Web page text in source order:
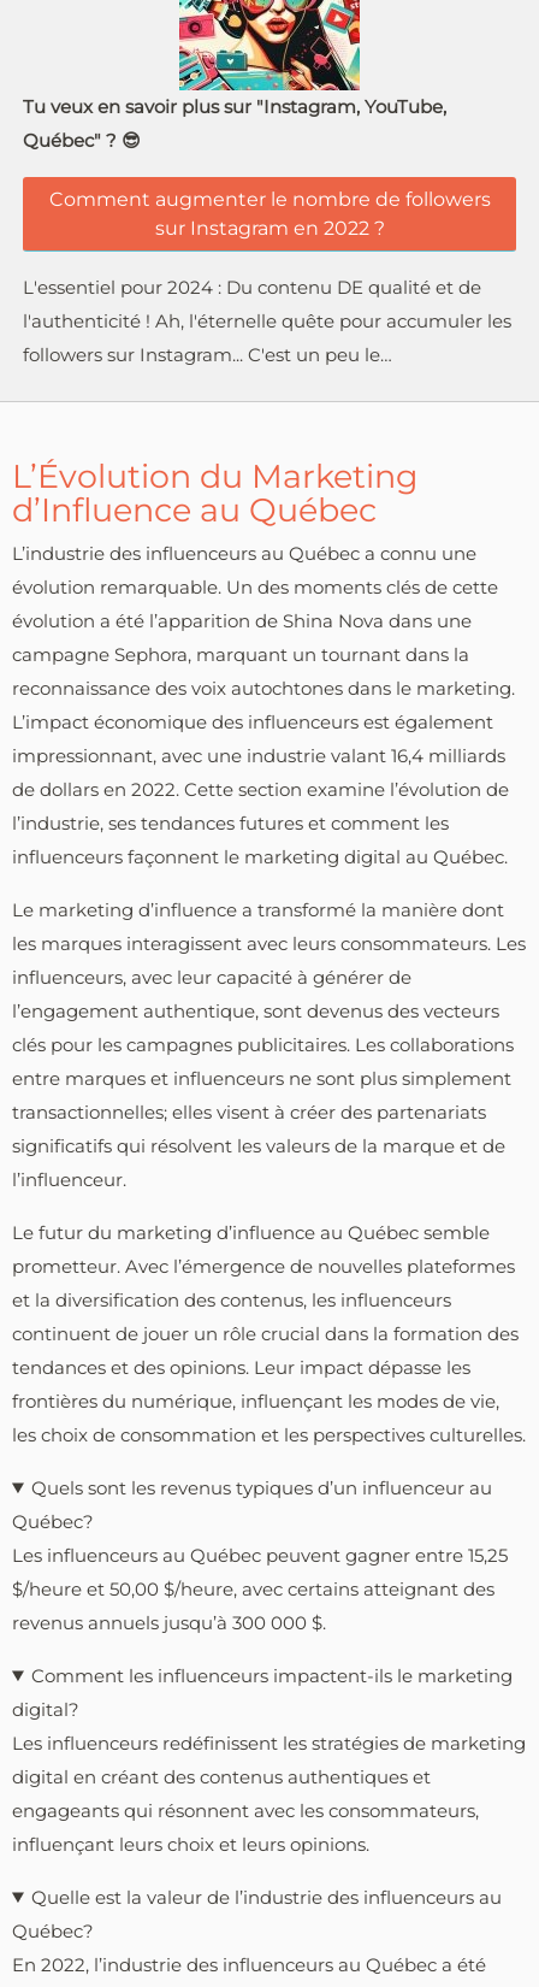
Tu veux en savoir plus sur "Instagram, YouTube,
Québec" ? 😎
Comment augmenter le nombre de followers
sur Instagram en 2022 ?
L'essentiel pour 2024 : Du contenu DE qualité et de
l'authenticité ! Ah, l'éternelle quête pour accumuler les
followers sur Instagram... C'est un peu le…
L’Évolution du Marketing
d’Influence au Québec
L’industrie des influenceurs au Québec a connu une
évolution remarquable. Un des moments clés de cette
évolution a été l’apparition de Shina Nova dans une
campagne Sephora, marquant un tournant dans la
reconnaissance des voix autochtones dans le marketing.
L’impact économique des influenceurs est également
impressionnant, avec une industrie valant 16,4 milliards
de dollars en 2022. Cette section examine l’évolution de
l’industrie, ses tendances futures et comment les
influenceurs façonnent le marketing digital au Québec.
Le marketing d’influence a transformé la manière dont
les marques interagissent avec leurs consommateurs. Les
influenceurs, avec leur capacité à générer de
l’engagement authentique, sont devenus des vecteurs
clés pour les campagnes publicitaires. Les collaborations
entre marques et influenceurs ne sont plus simplement
transactionnelles; elles visent à créer des partenariats
significatifs qui résolvent les valeurs de la marque et de
l’influenceur.
Le futur du marketing d’influence au Québec semble
prometteur. Avec l’émergence de nouvelles plateformes
et la diversification des contenus, les influenceurs
continuent de jouer un rôle crucial dans la formation des
tendances et des opinions. Leur impact dépasse les
frontières du numérique, influençant les modes de vie,
les choix de consommation et les perspectives culturelles.
Quels sont les revenus typiques d’un influenceur au
Québec?
Les influenceurs au Québec peuvent gagner entre 15,25
$/heure et 50,00 $/heure, avec certains atteignant des
revenus annuels jusqu’à 300 000 $.
Comment les influenceurs impactent-ils le marketing
digital?
Les influenceurs redéfinissent les stratégies de marketing
digital en créant des contenus authentiques et
engageants qui résonnent avec les consommateurs,
influençant leurs choix et leurs opinions.
Quelle est la valeur de l’industrie des influenceurs au
Québec?
En 2022, l’industrie des influenceurs au Québec a été